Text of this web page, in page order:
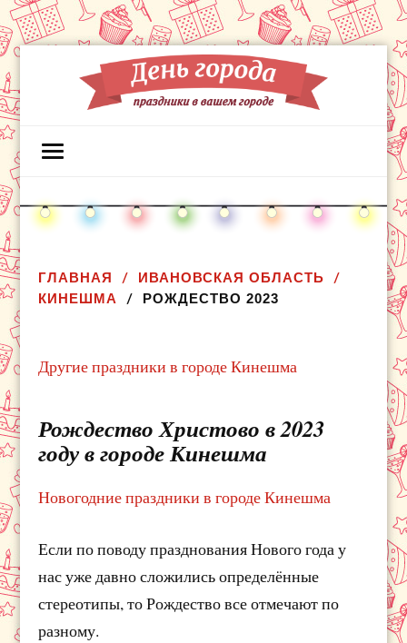
ГЛАВНАЯ
ИВАНОВСКАЯ ОБЛАСТЬ
КИНЕШМА
РОЖДЕСТВО 2023
Другие праздники в городе Кинешма
Рождество Христово в 2023
году в городе Кинешма
Новогодние праздники в городе Кинешма
Если по поводу празднования Нового года у
нас уже давно сложились определённые
стереотипы, то Рождество все отмечают по
разному.